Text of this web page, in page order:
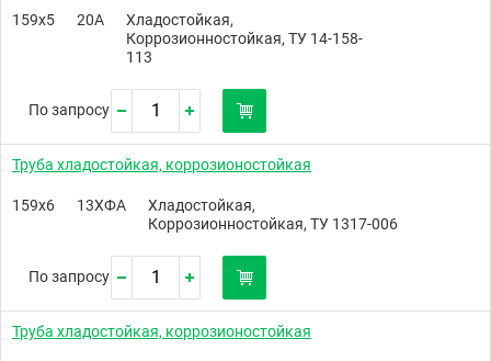
159х5 20А
Хладостойкая,
Коррозионностойкая, ТУ 14-158-
113
По запросу
Труба хладостойкая, коррозионостойкая
159х6 13ХФА
Хладостойкая,
Коррозионностойкая, ТУ 1317-006
По запросу
Труба хладостойкая, коррозионостойкая